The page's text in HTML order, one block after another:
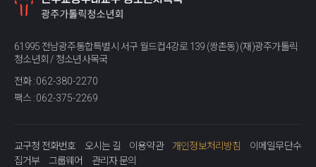
61995 전남광주통합특별시 서구 월드컵4강로 139 (쌍촌동) (재)광주가톨릭
청소년회 / 청소년사목국
전화 :062-380-2270
팩스 :062-375-2269
교구청 전화번호 오시는 길 이용약관 개인정보처리방침
이메일무단수
집거부
그룹웨어 관리자 문의